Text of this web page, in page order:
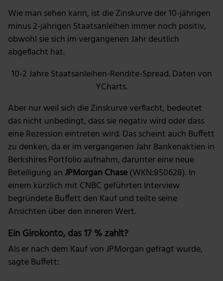
Wie man sehen kann, ist die Zinskurve der 10-jährigen
minus 2-jährigen Staatsanleihen immer noch positiv,
obwohl sie sich im vergangenen Jahr deutlich
abgeflacht hat.
10-2 Jahre Staatsanleihen-Rendite-Spread. Daten von
YCharts.
Aber nur weil sich die Zinskurve verflacht, bedeutet
das nicht unbedingt, dass sie negativ wird oder dass
eine Rezession eintreten wird. Das scheint auch Buffett
zu denken, da er im vergangenen Jahr Bankenaktien in
Berkshires Portfolio aufnahm, darunter eine neue
Beteiligung anJPMorgan Chase(WKN:850628). In
einem kürzlich mit CNBC geführten Interview
begründete Buffett den Kauf und teilte seine
Ansichten über den inneren Wert.
Ein Girokonto, das 17 % zahlt?
Als er nach dem Kauf von JPMorgan gefragt wurde,
sagte Buffett: